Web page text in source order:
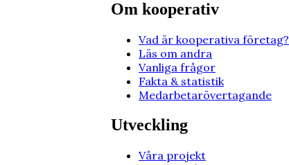
Om kooperativ
Vad är kooperativa företag?
Läs om andra
Vanliga frågor
Fakta & statistik
Medarbetarövertagande
Utveckling
Våra projekt